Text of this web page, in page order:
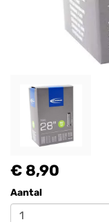
€ 8,90
Aantal